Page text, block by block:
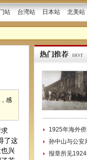
站 台湾站 日本站 北美站
感
了这
兴
1925年海外
孙中山与公安
报章所见